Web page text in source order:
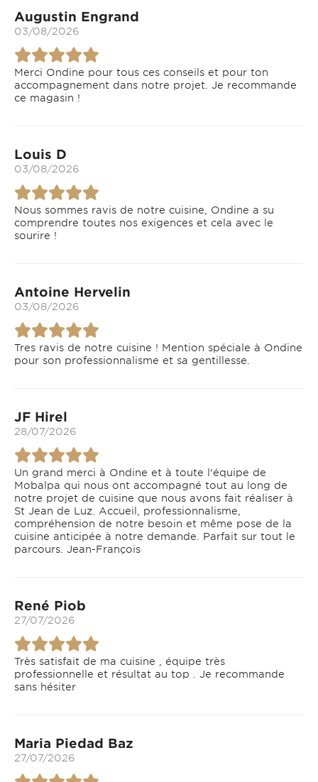
Augustin Engrand
03/08/2026
Merci Ondine pour tous ces conseils et pour ton
accompagnement dans notre projet. Je recommande
ce magasin !
Louis D
03/08/2026
Nous sommes ravis de notre cuisine, Ondine a su
comprendre toutes nos exigences et cela avec le
sourire !
Antoine Hervelin
03/08/2026
Tres ravis de notre cuisine ! Mention spéciale à Ondine
pour son professionnalisme et sa gentillesse.
JF Hirel
28/07/2026
Un grand merci à Ondine et à toute l'équipe de
Mobalpa qui nous ont accompagné tout au long de
notre projet de cuisine que nous avons fait réaliser à
St Jean de Luz. Accueil, professionnalisme,
compréhension de notre besoin et même pose de la
cuisine anticipée à notre demande. Parfait sur tout le
parcours. Jean-François
René Piob
27/07/2026
Très satisfait de ma cuisine , équipe très
professionnelle et résultat au top . Je recommande
sans hésiter
Maria Piedad Baz
27/07/2026